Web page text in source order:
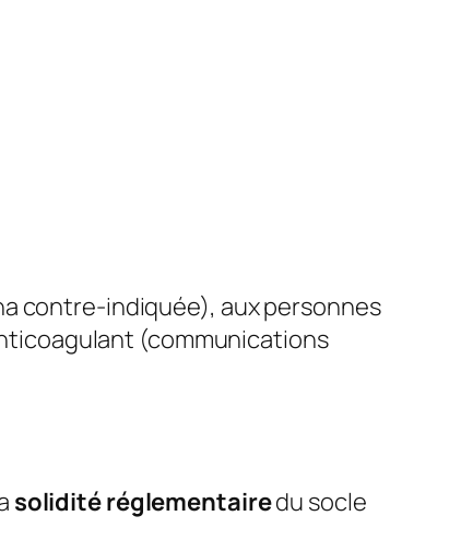
contre-indiquée), aux personnes
(communications
solidité réglementairedu socle